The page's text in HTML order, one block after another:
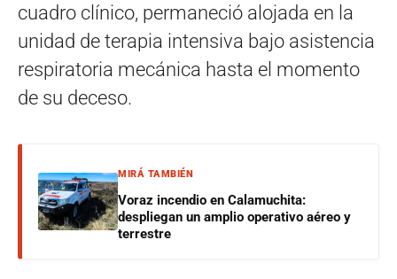
cuadro clínico, permaneció alojada en la
unidad de terapia intensiva bajo asistencia
respiratoria mecánica hasta el momento
de su deceso.
MIRÁ TAMBIÉN
Voraz incendio en Calamuchita:
despliegan un amplio operativo aéreo y
terrestre